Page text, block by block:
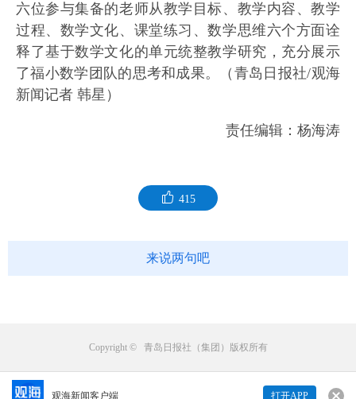
观海新闻客户端 打开APP
六位参与集备的老师从教学目标、教学内容、教学
过程、数学文化、课堂练习、数学思维六个方面诠
释了基于数学文化的单元统整教学研究，充分展示
了福小数学团队的思考和成果。（青岛日报社/观海
新闻记者 韩星）
责任编辑：杨海涛
415
来说两句吧
Copyright © 青岛日报社（集团）版权所有